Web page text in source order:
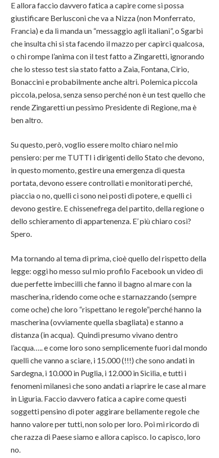
E allora faccio davvero fatica a capire come si possa
giustificare Berlusconi che va a Nizza (non Monferrato,
Francia) e da lì manda un “messaggio agli italiani”, o Sgarbi
che insulta chi si sta facendo il mazzo per capirci qualcosa,
o chi rompe l’anima con il test fatto a Zingaretti, ignorando
che lo stesso test sia stato fatto a Zaia, Fontana, Cirio,
Bonaccini e probabilmente anche altri. Polemica piccola
piccola, pelosa, senza senso perché non è un test quello che
rende Zingaretti un pessimo Presidente di Regione, ma è
ben altro.
Su questo, però, voglio essere molto chiaro nel mio
pensiero: per me TUTTI i dirigenti dello Stato che devono,
in questo momento, gestire una emergenza di questa
portata, devono essere controllati e monitorati perché,
piaccia o no, quelli ci sono nei posti di potere, e quelli ci
devono gestire. E chissenefrega del partito, della regione o
dello schieramento di appartenenza. E’ più chiaro così?
Spero.
Ma tornando al tema di prima, cioè quello del rispetto della
legge: oggi ho messo sul mio profilo Facebook un video di
due perfette imbecilli che fanno il bagno al mare con la
mascherina, ridendo come oche e starnazzando (sempre
come oche) che loro “rispettano le regole”perché hanno la
mascherina (ovviamente quella sbagliata) e stanno a
distanza (in acqua). Quindi presumo vivano dentro
l’acqua….. e come loro sono semplicemente fuori dal mondo
quelli che vanno a sciare, i 15.000 (!!!) che sono andati in
Sardegna, i 10.000 in Puglia, i 12.000 in Sicilia, e tutti i
fenomeni milanesi che sono andati a riaprire le case al mare
in Liguria. Faccio davvero fatica a capire come questi
soggetti pensino di poter aggirare bellamente regole che
hanno valore per tutti, non solo per loro. Poi mi ricordo di
che razza di Paese siamo e allora capisco. Io capisco, loro
no.